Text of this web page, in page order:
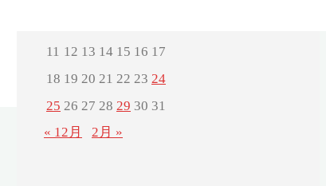
11 12 13 14 15 16 17
18 19 20 21 22 23 24
25 26 27 28 29 30 31
« 12月
2月 »